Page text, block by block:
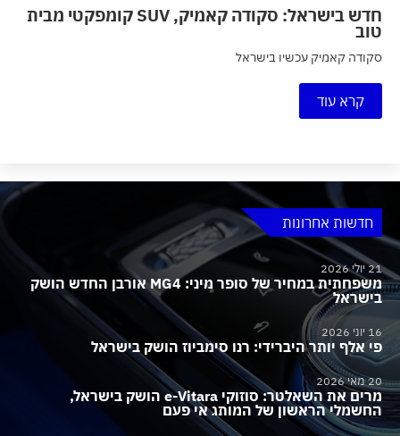
חדש בישראל: סקודה קאמיק, SUV קומפקטי מבית
טוב
סקודה קאמיק עכשיו בישראל
קרא עוד
חדשות אחרונות
21 יולי 2026
משפחתית במחיר של סופר מיני: MG4 אורבן החדש הושק
בישראל
16 יוני 2026
פי אלף יותר היברידי: רנו סימביוז הושק בישראל
20 מאי 2026
מרים את השאלטר: סוזוקי e-Vitara הושק בישראל,
החשמלי הראשון של המותג אי פעם